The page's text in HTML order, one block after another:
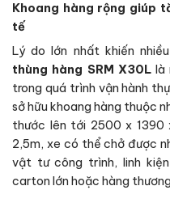
Khoang hàng rộng giúp
tế
Lý do lớn nhất khiến
thùng hàng SRM X30Llà
trong quá trình vận hành
sở hữu khoang hàng thuộc
thước lên tới 2500 x 1390
2,5m, xe có thể chở được
vật tư công trình, linh
carton lớn hoặc hàng